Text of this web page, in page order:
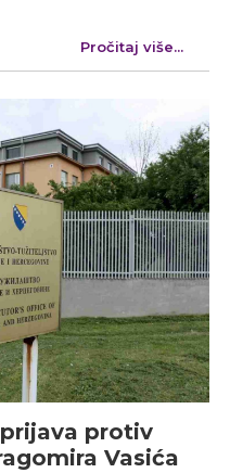
Pročitaj više...
protiv
Vasića